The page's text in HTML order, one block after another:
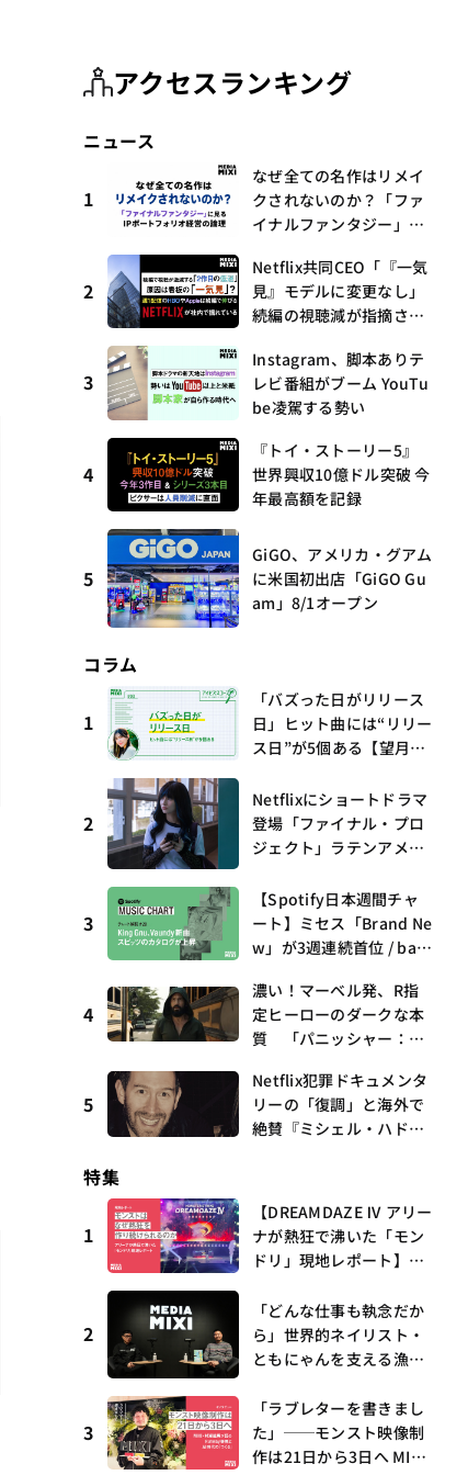
アクセスランキング
ニュース
1
なぜ全ての名作はリメイ
クされないのか？「ファ
イナルファンタジー」に
営の論理
2
Netflix共同CEO「『一気
見』モデルに変更なし」
続編の視聴減が指摘され
3
Instagram、脚本ありテ
レビ番組がブーム YouTu
be凌駕する勢い
4
『トイ・ストーリー5』
世界興収10億ドル突破 今
年最高額を記録
5
GiGO、アメリカ・グアム
に米国初出店「GiGO Gu
am」8/1オープン
コラム
1
「バズった日がリリース
日」ヒット曲には“リリー
ス日”が5個ある【望月優
3】
2
Netflixにショートドラマ
登場「ファイナル・プロ
ジェクト」ラテンアメリ
第17回 観たいものが多
すぎる～稲垣貴俊の配信
時評
3
【Spotify日本週間チャ
ート】ミセス「Brand Ne
w」が3週連続首位 / bac
曲、King Gnu新曲「GO
GHOST」が初登場〜集計
期間：2026年7/24〜7/30
4
濃い！マーベル発、R指
定ヒーローのダークな本
質 「パニッシャー：ワ
載第6回 観たいものが
多すぎる～稲垣貴俊の配
信時評
5
Netflix犯罪ドキュメンタ
リーの「復調」と海外で
絶賛『ミシェル・ハドリ
すぎる～稲垣貴俊の配信
時評
特集
1
【DREAMDAZE Ⅳ アリー
ナが熱狂で沸いた「モン
ドリ」現地レポート】モ
続けられるのか？コラボ
初の“真獣神化”やDJ KO
O、てつや、兎田ぺこ
も集結
2
「どんな仕事も執念だか
ら」世界的ネイリスト・
ともにゃんを支える漁師
I with interfm #5
3
「ラブレターを書きまし
た」──モンスト映像制
作は21日から3日へ MIX